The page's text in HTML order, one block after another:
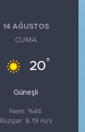
14 AĞUSTOS
CUMA
20°
Güneşli
Nem: %46
Rüzgar: 8.19 m/s